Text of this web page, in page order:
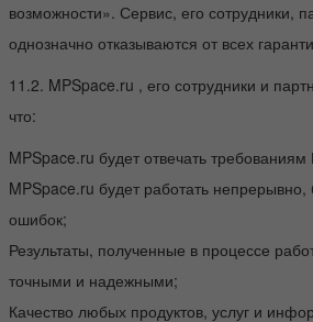
возможности». Сервис, его сотрудники,
однозначно отказываются от всех
11.2. MPSpace.ru , его сотрудники и
что:
MPSpace.ru будет отвечать требованиям
MPSpace.ru будет работать
ошибок;
Результаты, полученные в процессе
точными и надежными;
Качество любых продуктов, услуг и